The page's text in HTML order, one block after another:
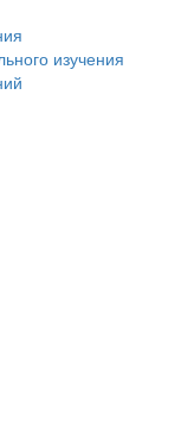
изучения